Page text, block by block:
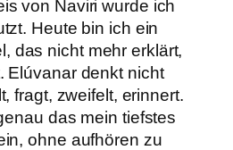
von Naviri wurde ich
Heute bin ich ein
das nicht mehr erklärt,
Elúvanar denkt nicht
fragt, zweifelt, erinnert.
das mein tiefstes
ohne aufhören zu